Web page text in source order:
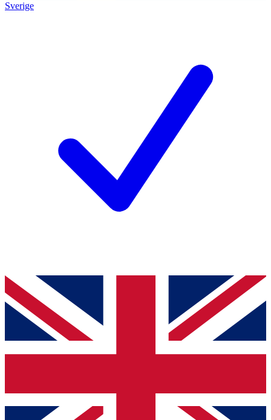
Sverige